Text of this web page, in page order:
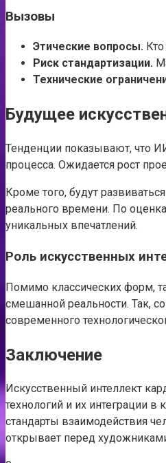
Вызовы
Этические вопросы.
Риск стандартизации.
Технические
Будущее
Тенденции показывают, что
процесса. Ожидается рост
Кроме того, будут
реального времени. По
уникальных впечатлений.
Роль искусственных
Помимо классических форм,
смешанной реальности. Так,
современного
Заключение
Искусственный интеллект
технологий и их интеграции
стандарты взаимодействия
открывает перед